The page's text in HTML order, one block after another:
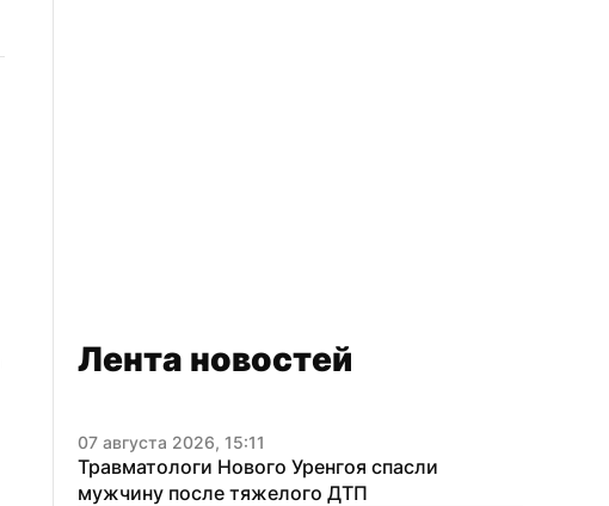
Лента новостей
07 августа 2026, 15:11
Травматологи Нового Уренгоя спасли
мужчину после тяжелого ДТП